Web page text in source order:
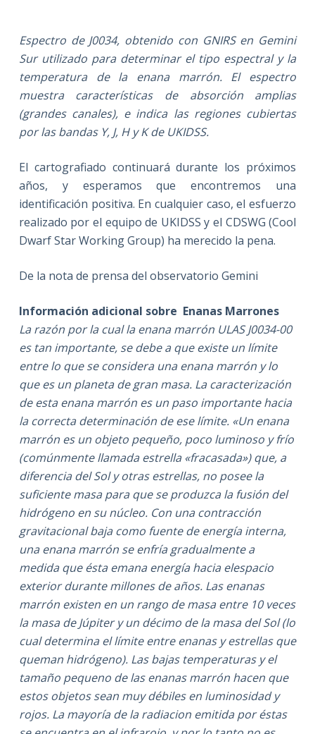
Espectro de J0034, obtenido con GNIRS en Gemini
Sur utilizado para determinar el tipo espectral y la
temperatura de la enana marrón. El espectro
muestra características de absorción amplias
(grandes canales), e indica las regiones cubiertas
por las bandas Y, J, H y K de UKIDSS.
El cartografiado continuará durante los próximos
años, y esperamos que encontremos una
identificación positiva. En cualquier caso, el esfuerzo
realizado por el equipo de UKIDSS y el CDSWG (Cool
Dwarf Star Working Group) ha merecido la pena.
De la nota de prensa del observatorio Gemini
Información adicional sobre Enanas Marrones
La razón por la cual la enana marrón ULAS J0034-00
es tan importante, se debe a que existe un límite
entre lo que se considera una enana marrón y lo
que es un planeta de gran masa. La caracterización
de esta enana marrón es un paso importante hacia
la correcta determinación de ese límite. «Un enana
marrón es un objeto pequeño, poco luminoso y frío
(comúnmente llamada estrella «fracasada») que, a
diferencia del Sol y otras estrellas, no posee la
suficiente masa para que se produzca la fusión del
hidrógeno en su núcleo. Con una contracción
gravitacional baja como fuente de energía interna,
una enana marrón se enfría gradualmente a
medida que ésta emana energía hacia elespacio
exterior durante millones de años. Las enanas
marrón existen en un rango de masa entre 10 veces
la masa de Júpiter y un décimo de la masa del Sol (lo
cual determina el límite entre enanas y estrellas que
queman hidrógeno). Las bajas temperaturas y el
tamaño pequeno de las enanas marrón hacen que
estos objetos sean muy débiles en luminosidad y
rojos. La mayoría de la radiacion emitida por éstas